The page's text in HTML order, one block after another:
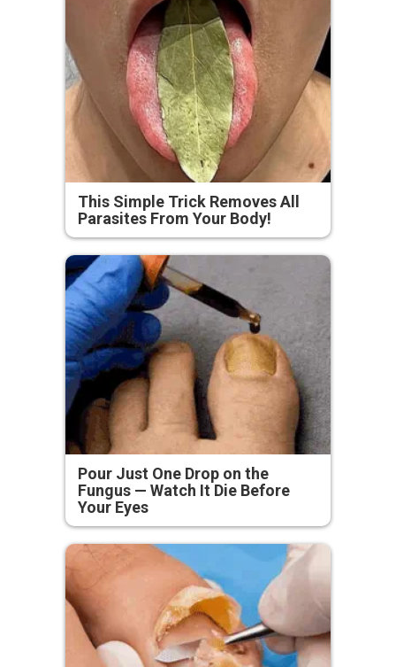
This Simple Trick Removes All
Parasites From Your Body!
Pour Just One Drop on the
Fungus — Watch It Die Before
Your Eyes